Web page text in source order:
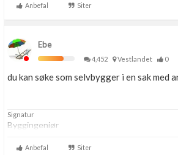
Anbefal Siter
Ebe
4,452
Vestlandet 0
du kan søke som selvbygger i en sak med
Signatur
Byggingeniør
Anbefal Siter